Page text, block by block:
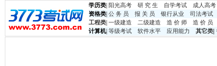
学历类 阳光高考 研 究 生 自学考试
成人高考
资格类 公 务 员 报 关 员 银行从业
司法考试
工程类 一级建造 二级建造 造 价 师
造 价 员
计算机| 等级考试 软件水平 应用能力 其它类